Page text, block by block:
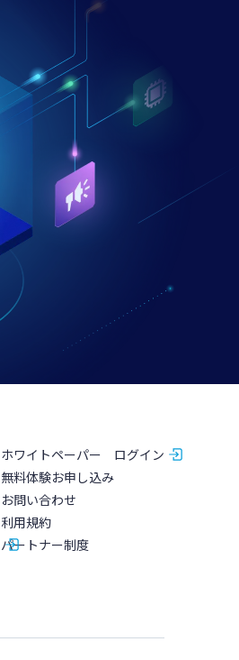
ホワイトペーパー
無料体験お申し込み
お問い合わせ
利用規約
パートナー制度
ログイン